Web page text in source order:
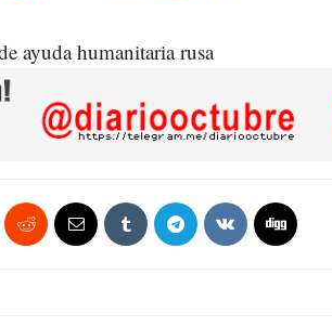
ayuda humanitaria rusa